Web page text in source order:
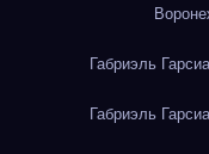
Габриэль
Габриэль